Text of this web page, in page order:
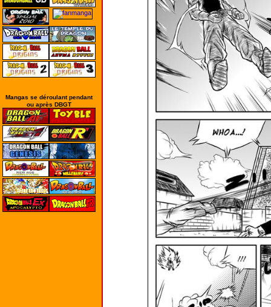
Mangas se déroulant pendant
ou après DBGT